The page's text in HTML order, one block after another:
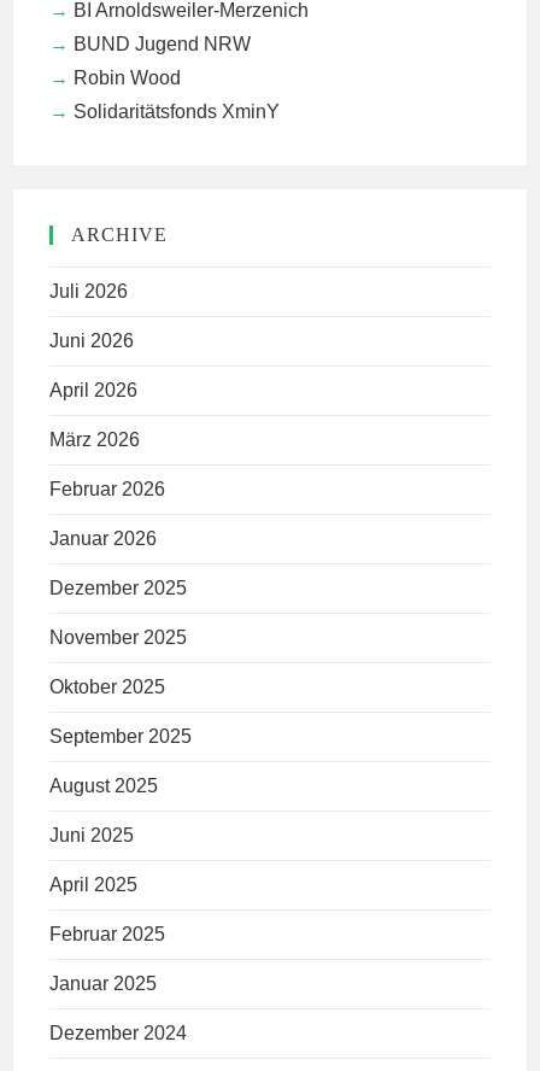
BI Arnoldsweiler-Merzenich
BUND Jugend NRW
Robin Wood
Solidaritätsfonds XminY
ARCHIVE
Juli 2026
Juni 2026
April 2026
März 2026
Februar 2026
Januar 2026
Dezember 2025
November 2025
Oktober 2025
September 2025
August 2025
Juni 2025
April 2025
Februar 2025
Januar 2025
Dezember 2024